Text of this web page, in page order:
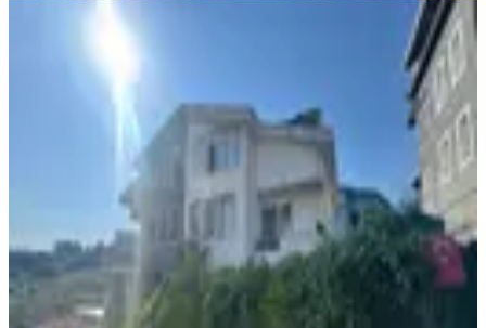
Beykoz Serkent Villalarında Kiralık
5+1· 300 m²·07.08.2026
115.000 ₺
Turna Gayrimenkul Levent ÇAĞLAR ÖÇAL